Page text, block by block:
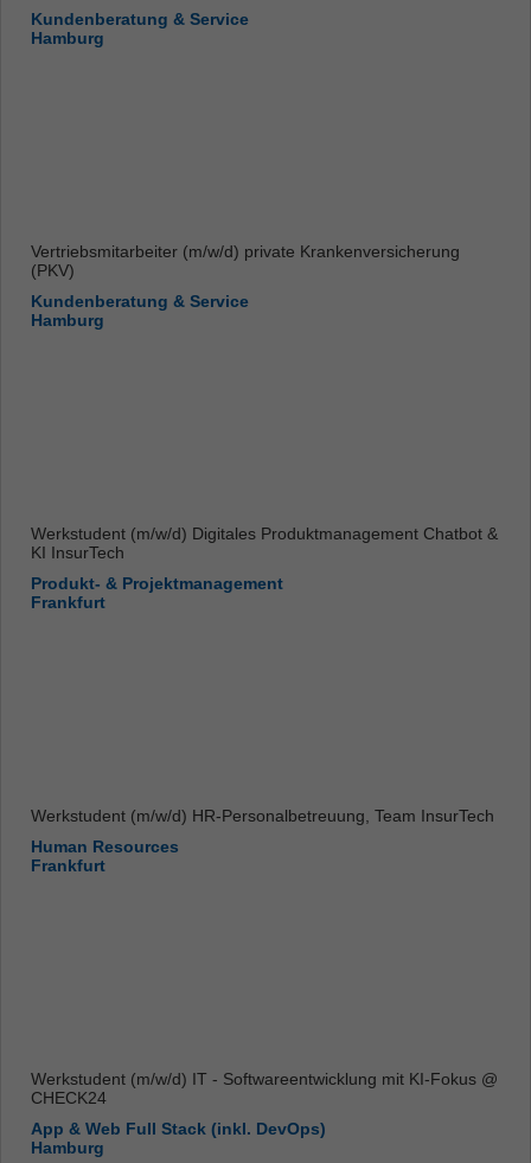
Kundenberatung & Service
Hamburg
Vertriebsmitarbeiter (m/w/d) private Krankenversicherung
(PKV)
Kundenberatung & Service
Hamburg
Werkstudent (m/w/d) Digitales Produktmanagement Chatbot &
KI InsurTech
Produkt- & Projektmanagement
Frankfurt
Werkstudent (m/w/d) HR-Personalbetreuung, Team InsurTech
Human Resources
Frankfurt
Werkstudent (m/w/d) IT - Softwareentwicklung mit KI-Fokus @
CHECK24
App & Web Full Stack (inkl. DevOps)
Hamburg